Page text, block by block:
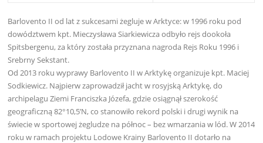
Barlovento II od lat z sukcesami żegluje w Arktyce: w 1996 roku pod
dowództwem kpt. Mieczysława Siarkiewicza odbyło rejs dookoła
Spitsbergenu, za który została przyznana nagroda Rejs Roku 1996 i
Srebrny Sekstant.
Od 2013 roku wyprawy Barlovento II w Arktykę organizuje kpt. Maciej
Sodkiewicz. Najpierw zaprowadził jacht w rosyjską Arktykę, do
archipelagu Ziemi Franciszka Józefa, gdzie osiągnął szerokość
geograficzną 82°10,5’N, co stanowiło rekord polski i drugi wynik na
świecie w sportowej żegludze na północ – bez wmarzania w lód. W 2014
roku w ramach projektu Lodowe Krainy Barlovento II dotarło na